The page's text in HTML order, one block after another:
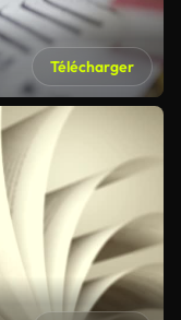
Télécharger